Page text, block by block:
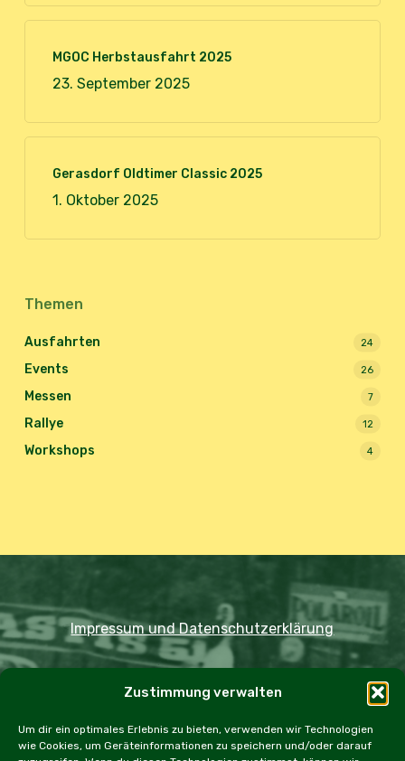
Zustimmung verwalten
Um dir ein optimales Erlebnis zu bieten, verwenden wir Technologien
wie Cookies, um Geräteinformationen zu speichern und/oder darauf
MGOC Herbstausfahrt 2025
23. September 2025
Gerasdorf Oldtimer Classic 2025
1. Oktober 2025
Themen
Ausfahrten 24
Events 26
Messen 7
Rallye 12
Workshops 4
Impressum und Datenschutzerklärung
Home Ausfahrten Rallye
Events
Messen
Workshops Cookie Policy (EU)